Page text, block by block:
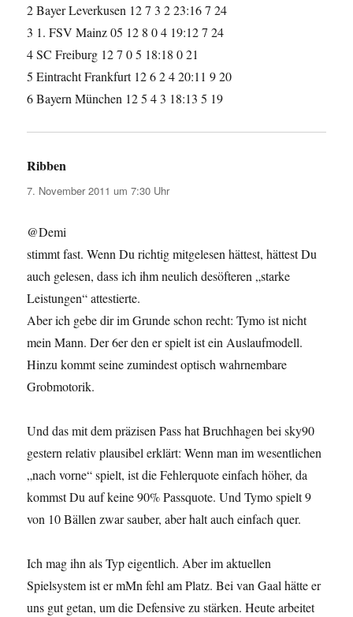
2 Bayer Leverkusen 12 7 3 2 23:16 7 24
3 1. FSV Mainz 05 12 8 0 4 19:12 7 24
4 SC Freiburg 12 7 0 5 18:18 0 21
5 Eintracht Frankfurt 12 6 2 4 20:11 9 20
6 Bayern München 12 5 4 3 18:13 5 19
Ribben
7. November 2011 um 7:30 Uhr
@Demi
stimmt fast. Wenn Du richtig mitgelesen hättest, hättest Du
auch gelesen, dass ich ihm neulich desöfteren „starke
Leistungen“ attestierte.
Aber ich gebe dir im Grunde schon recht: Tymo ist nicht
mein Mann. Der 6er den er spielt ist ein Auslaufmodell.
Hinzu kommt seine zumindest optisch wahrnembare
Grobmotorik.
Und das mit dem präzisen Pass hat Bruchhagen bei sky90
gestern relativ plausibel erklärt: Wenn man im wesentlichen
„nach vorne“ spielt, ist die Fehlerquote einfach höher, da
kommst Du auf keine 90% Passquote. Und Tymo spielt 9
von 10 Bällen zwar sauber, aber halt auch einfach quer.
Ich mag ihn als Typ eigentlich. Aber im aktuellen
Spielsystem ist er mMn fehl am Platz. Bei van Gaal hätte er
uns gut getan, um die Defensive zu stärken. Heute arbeitet